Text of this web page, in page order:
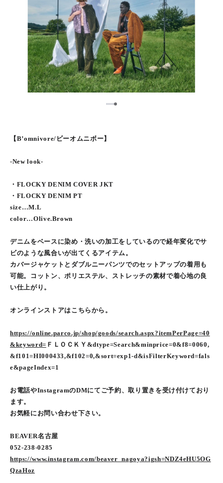
1234
【B’omnivore/ビーオムニボー】
-New look-
・FLOCKY DENIM COVER JKT
・FLOCKY DENIM PT
size…M.L
color…Olive.Brown
デニムをベースに染め・洗いの加工をしているので経年変化でサ
ビのような風合いが出てくるアイテム。
カバージャケットとダブルニーパンツでのセットアップの着用も
可能。コットン、ポリエステル、ストレッチの素材で着心地の良
い仕上がり。
オンラインストアはこちらから。
https://online.parco.jp/shop/goods/search.aspx?itemPerPage=40
&keyword= ＦＬＯＣＫＹ&dtype=Search&minprice=0&f8=0060,
&f101=HI000433,&f102=0,&sort=exp1-d&isFilterKeyword=fals
e&pageIndex=1
お電話やInstagramのDMにてご予約、取り置きを受け付けており
ます。
お気軽にお問い合わせ下さい。
BEAVER名古屋
052-238-0285
https://www.instagram.com/beaver_nagoya?igsh=NDZ4eHU5OG
QzaHoz